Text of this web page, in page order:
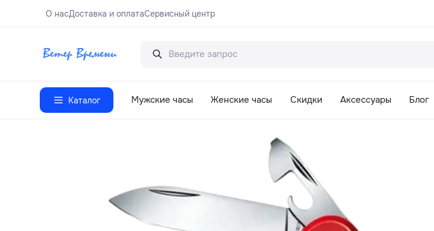
О насДоставка и оплатаСервисный центр
Каталог Мужские часы Женские часы Скидки Аксессуары Блог